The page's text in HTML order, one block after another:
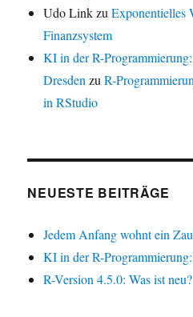
Udo LinkzuExponentielles
Finanzsystem
KI in der R-
DresdenzuR-
in RStudio
NEUESTE BEITRÄGE
Jedem Anfang wohnt ein
KI in der R-
R-Version 4.5.0: Was ist neu?